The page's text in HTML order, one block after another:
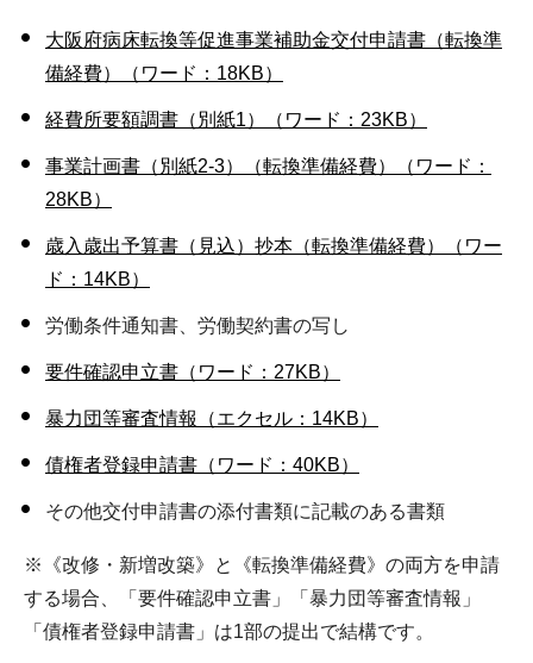
大阪府病床転換等促進事業補助金交付申請書（転換準
備経費）（ワード：18KB）
経費所要額調書（別紙1）（ワード：23KB）
事業計画書（別紙2-3）（転換準備経費）（ワード：
28KB）
歳入歳出予算書（見込）抄本（転換準備経費）（ワー
ド：14KB）
労働条件通知書、労働契約書の写し
要件確認申立書（ワード：27KB）
暴力団等審査情報（エクセル：14KB）
債権者登録申請書（ワード：40KB）
その他交付申請書の添付書類に記載のある書類
※《改修・新増改築》と《転換準備経費》の両方を申請
する場合、「要件確認申立書」「暴力団等審査情報」
「債権者登録申請書」は1部の提出で結構です。